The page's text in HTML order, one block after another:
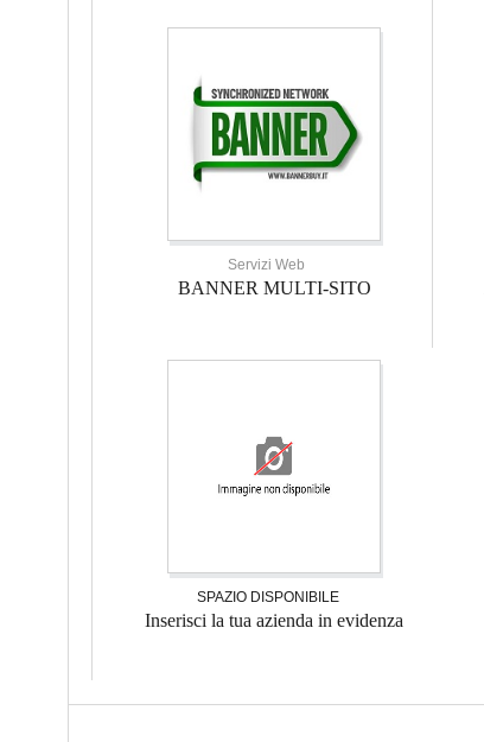
Servizi Web
BANNER MULTI-SITO
SPAZIO DISPONIBILE
Inserisci la tua azienda in evidenza